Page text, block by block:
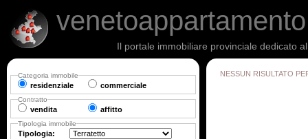
Il portale immobiliare provinciale dedicato
NESSUN RISULTATO
Categoria immobile
residenziale commerciale
Contratto
vendita affitto
Tipologia immobile
Tipologia: